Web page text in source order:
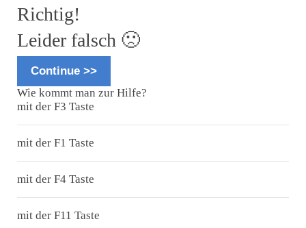
Richtig!
Leider falsch 🙁
Continue >>
Wie kommt man zur Hilfe?
mit der F3 Taste
mit der F1 Taste
mit der F4 Taste
mit der F11 Taste